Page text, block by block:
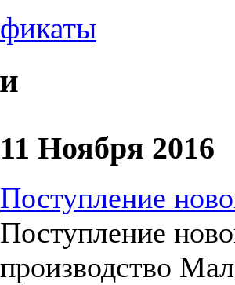
11 Ноября 2016
Поступление
Поступление
производство